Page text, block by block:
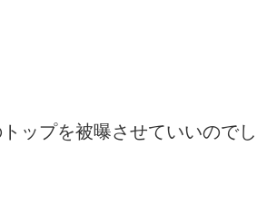
ップを被曝させていいのでし